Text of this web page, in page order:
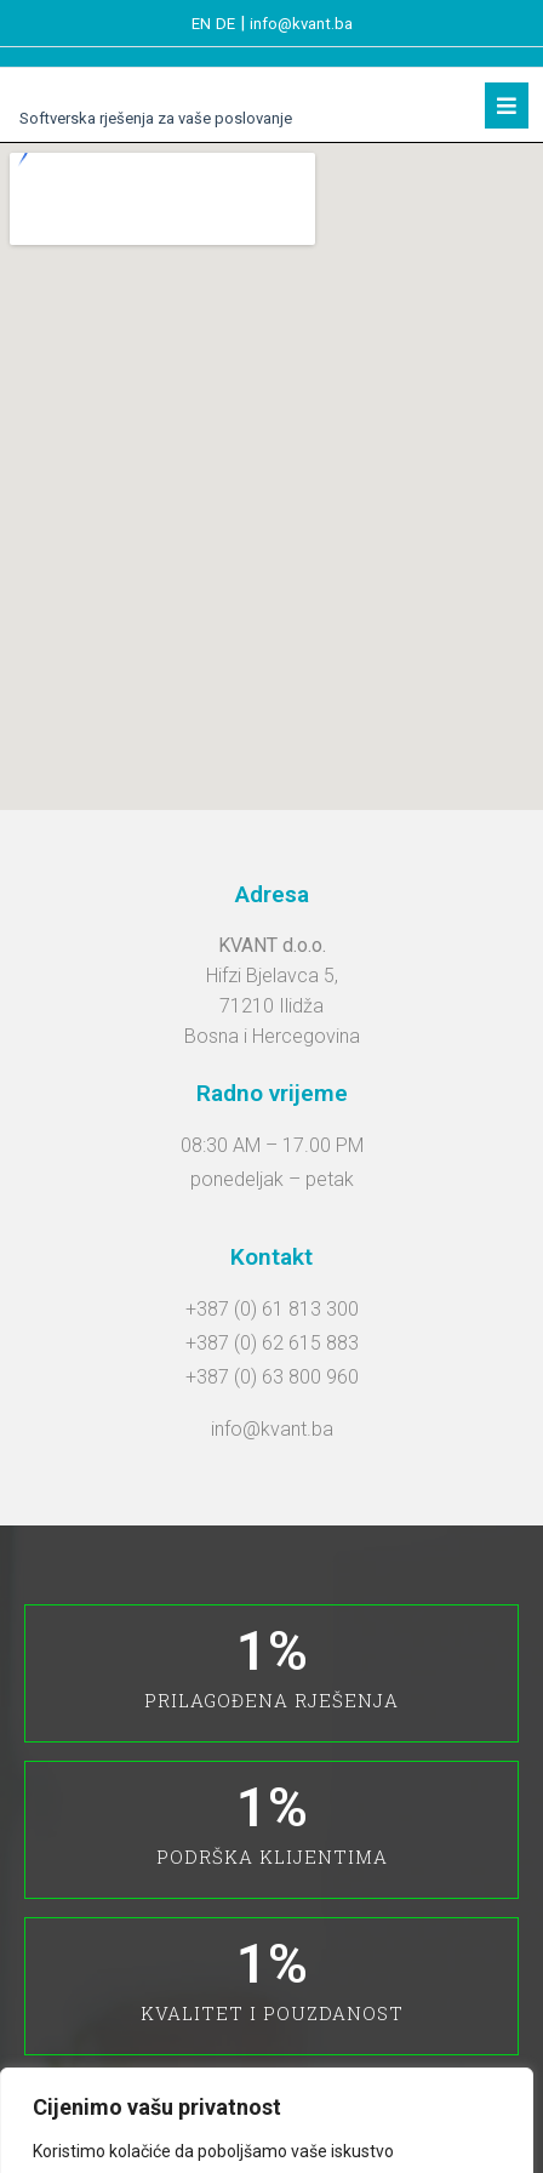
Cijenimo vašu privatnost
Koristimo kolačiće da poboljšamo vaše iskustvo
EN DE| info@kvant.ba
Softverska rješenja za vaše poslovanje
Adresa
KVANT d.o.o.
Hifzi Bjelavca 5,
71210 Ilidža
Bosna i Hercegovina
Radno vrijeme
08:30 AM – 17.00 PM
ponedeljak – petak
Kontakt
+387 (0) 61 813 300
+387 (0) 62 615 883
+387 (0) 63 800 960
info@kvant.ba
1 %
PRILAGOĐENA RJEŠENJA
1 %
PODRŠKA KLIJENTIMA
1 %
KVALITET I POUZDANOST
BESPLATNE